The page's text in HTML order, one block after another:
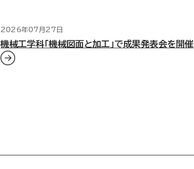
2026年07月27日
機械工学科「機械図面と加工」で成果発表会を開催